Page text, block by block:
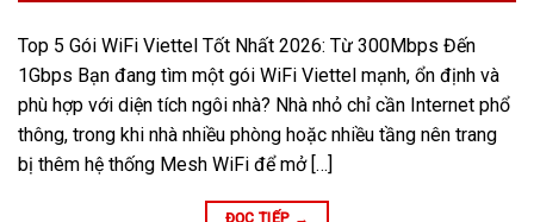
Top 5 Gói WiFi Viettel Tốt Nhất 2026: Từ 300Mbps Đến
1Gbps Bạn đang tìm một gói WiFi Viettel mạnh, ổn định và
phù hợp với diện tích ngôi nhà? Nhà nhỏ chỉ cần Internet phổ
thông, trong khi nhà nhiều phòng hoặc nhiều tầng nên trang
bị thêm hệ thống Mesh WiFi để mở […]
ĐỌC TIẾP →